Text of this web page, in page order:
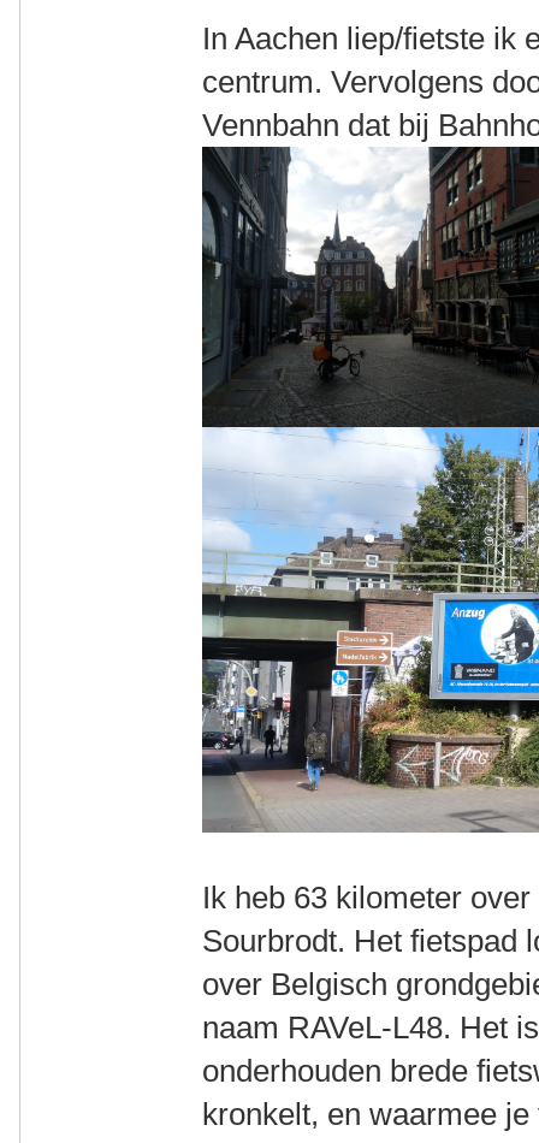
In Aachen liep/fietste ik
centrum. Vervolgens
Vennbahn dat bij
Ik heb 63 kilometer
Sourbrodt. Het fietspad
over Belgisch
naam RAVeL-L48. Het
onderhouden brede
kronkelt, en waarmee